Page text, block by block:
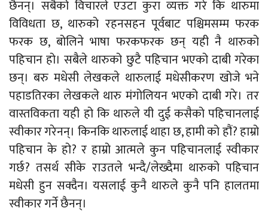
छैनन्। सबैको विचारले एउटा कुरा व्यक्त गरे कि थारुमा
विविधता छ, थारुको रहनसहन पूर्वबाट पश्चिमसम्म फरक
फरक छ, बोलिने भाषा फरकफरक छन् यही नै थारुको
पहिचान हो। सबैले थारुको छुटै पहिचान भएको दाबी गरेका
छन्। बरु मधेसी लेखकले थारुलाई मधेसीकरण खोजे भने
पहाडतिरका लेखकले थारु मंगोलियन भएको दाबी गरे। तर
वास्तविकता यही हो कि थारुले यी दुई कसैको पहिचानलाई
स्वीकार गरेनन्। किनकि थारुलाई थाहा छ, हामी को हौं? हाम्रो
पहिचान के हो? र हाम्रो आत्मले कुन पहिचानलाई स्वीकार
गर्छ? तसर्थ सीके राउतले भन्दै/लेख्दैमा थारुको पहिचान
मधेसी हुन सक्दैन। यसलाई कुनै थारुले कुनै पनि हालतमा
स्वीकार गर्ने छैनन्।